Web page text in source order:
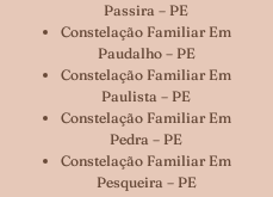
Passira – PE
Constelação Familiar Em
Paudalho – PE
Constelação Familiar Em
Paulista – PE
Constelação Familiar Em
Pedra – PE
Constelação Familiar Em
Pesqueira – PE